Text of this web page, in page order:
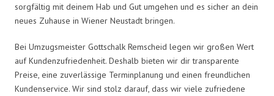
sorgfältig mit deinem Hab und Gut umgehen und es sicher an dein
neues Zuhause in Wiener Neustadt bringen.
Bei Umzugsmeister Gottschalk Remscheid legen wir großen Wert
auf Kundenzufriedenheit. Deshalb bieten wir dir transparente
Preise, eine zuverlässige Terminplanung und einen freundlichen
Kundenservice. Wir sind stolz darauf, dass wir viele zufriedene